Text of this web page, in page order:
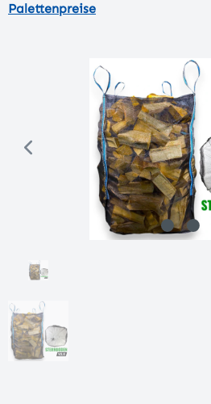
Palettenpreise
Bildergalerie überspringen